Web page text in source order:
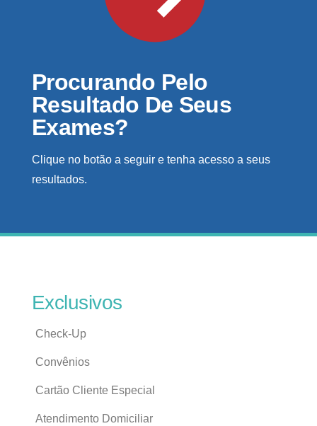
Procurando Pelo
Resultado De Seus
Exames?
Clique no botão a seguir e tenha acesso a seus
resultados.
Exclusivos
Check-Up
Convênios
Cartão Cliente Especial
Atendimento Domiciliar